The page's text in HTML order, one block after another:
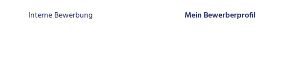
Interne Bewerbung Mein Bewerberprofil